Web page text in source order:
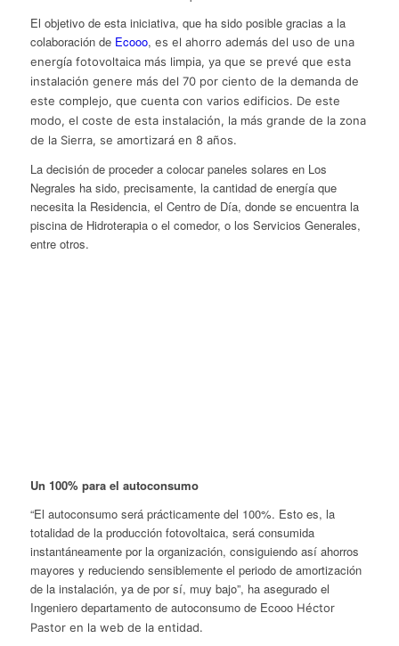
El objetivo de esta iniciativa, que ha sido posible gracias a la
colaboración de Ecooo, es el ahorro además del uso de una
energía fotovoltaica más limpia, ya que se prevé que esta
instalación genere más del 70 por ciento de la demanda de
este complejo, que cuenta con varios edificios. De este
modo, el coste de esta instalación, la más grande de la zona
de la Sierra, se amortizará en 8 años.
La decisión de proceder a colocar paneles solares en Los
Negrales ha sido, precisamente, la cantidad de energía que
necesita la Residencia, el Centro de Día, donde se encuentra la
piscina de Hidroterapia o el comedor, o los Servicios Generales,
entre otros.
Un 100% para el autoconsumo
“El autoconsumo será prácticamente del 100%. Esto es, la
totalidad de la producción fotovoltaica, será consumida
instantáneamente por la organización, consiguiendo así ahorros
mayores y reduciendo sensiblemente el periodo de amortización
de la instalación, ya de por sí, muy bajo”, ha asegurado el
Ingeniero departamento de autoconsumo de Ecooo Héctor
Pastor en la web de la entidad.